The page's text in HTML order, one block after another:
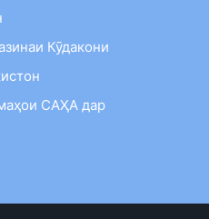
Кӯдакони
САҲА дар